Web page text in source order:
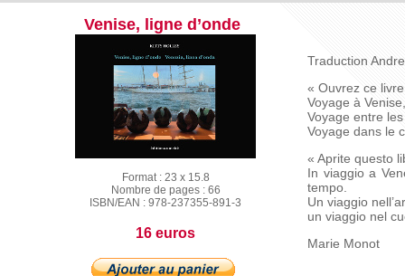
Venise, ligne d’onde
Format : 23 x 15.8
Nombre de pages : 66
ISBN/EAN : 978-237355-891-3
16 euros
Traduction
« Ouvrez ce
Voyage à
Voyage entre
Voyage dans le
« Aprite questo
In viaggio a
tempo.
Un viaggio
un viaggio nel
Marie Monot